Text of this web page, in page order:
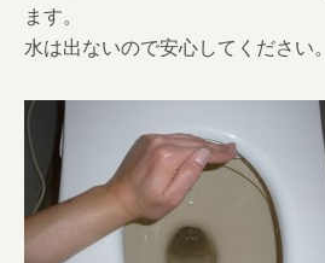
ます。
水は出ないので安心してください。